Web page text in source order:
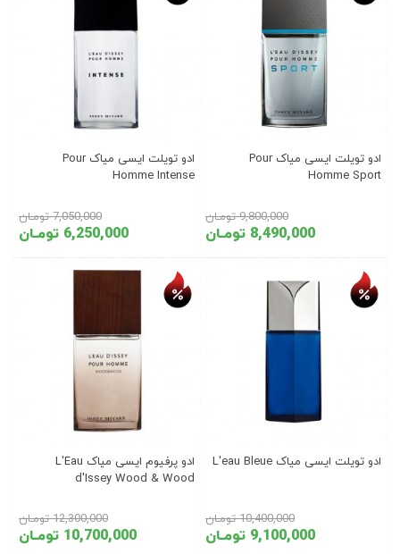
ادو تویلت ایسی میاک Pour
Homme Sport
8,490,000 تومـان
9,800,000 تومـان
ادو تویلت ایسی میاک Pour
Homme Intense
6,250,000 تومـان
7,050,000 تومـان
ادو تویلت ایسی میاک L'eau Bleue
9,100,000 تومـان
10,400,000 تومـان
ادو پرفیوم ایسی میاک L'Eau
d'Issey Wood & Wood
10,700,000 تومـان
12,300,000 تومـان